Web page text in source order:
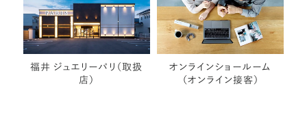
福井 ジュエリーパリ（取扱
店）
オンラインショールーム
（オンライン接客）